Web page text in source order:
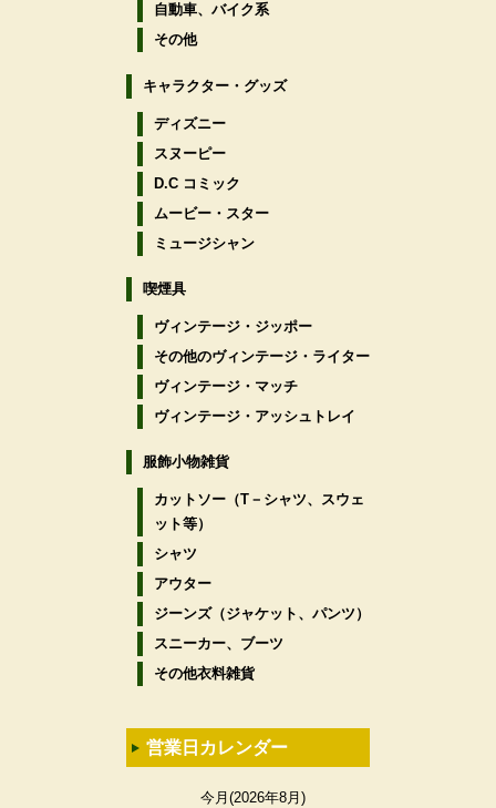
自動車、バイク系
その他
キャラクター・グッズ
ディズニー
スヌーピー
D.C コミック
ムービー・スター
ミュージシャン
喫煙具
ヴィンテージ・ジッポー
その他のヴィンテージ・ライター
ヴィンテージ・マッチ
ヴィンテージ・アッシュトレイ
服飾小物雑貨
カットソー（T－シャツ、スウェ
ット等）
シャツ
アウター
ジーンズ（ジャケット、パンツ）
スニーカー、ブーツ
その他衣料雑貨
営業日カレンダー
今月(2026年8月)